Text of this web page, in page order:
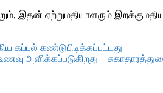
ஏற்றுமதியாளரும்
கப்பல் கண்டுபிடிக்கப்பட்டது
அளிக்கப்படுகிறது –